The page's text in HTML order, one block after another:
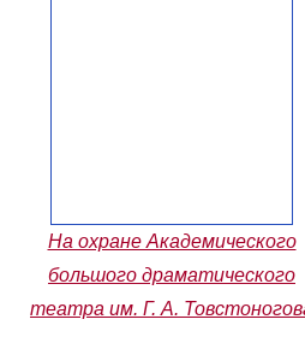
На охране Академического
большого драматического
театра им. Г. А.